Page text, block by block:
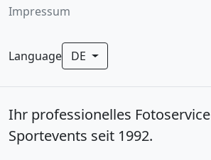
Impressum
Language DE
Ihr professionelles
Sportevents seit 1992.